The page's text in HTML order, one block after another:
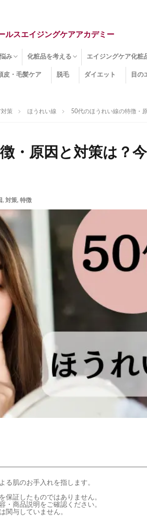
ルスエイジングケアアカデミー
み
ナードライ肌
下のクマ
頭皮のたるみ
れい線
線ダメージ
他のお肌悩み
化粧品を考える
エイジングケア化粧品
化粧水
美容液
保湿クリーム
酵素洗顔
ハンドクリーム
フェイスマスク
ほうれい線化粧品
コラーゲン化粧品
メイク化粧品
洗顔・クレンジング
オールインワン化粧品
その他の化粧品
エイジングケア化粧
エイジングケア化粧
セラミド
ネオダーミル
プロテオグリカン
ビタミンC誘導体
コラーゲン
その他の化粧品成分
皮・毛髪ケア 脱毛 ダイエット 目の
策 ほうれい線 50代のほうれい線の特徴・
・原因と対策は？
, 対策, 特徴
る肌のお手入れを指します。
保証したものではありません。
・商品説明をご確認ください。
関与していません。